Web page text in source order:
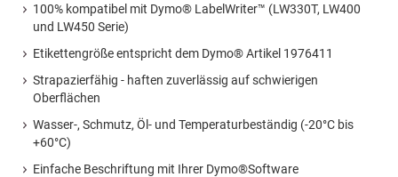
100% kompatibel mit Dymo® LabelWriter™ (LW330T, LW400
und LW450 Serie)
Etikettengröße entspricht dem Dymo® Artikel 1976411
Strapazierfähig - haften zuverlässig auf schwierigen
Oberflächen
Wasser-, Schmutz, Öl- und Temperaturbeständig (-20°C bis
+60°C)
Einfache Beschriftung mit Ihrer Dymo®Software